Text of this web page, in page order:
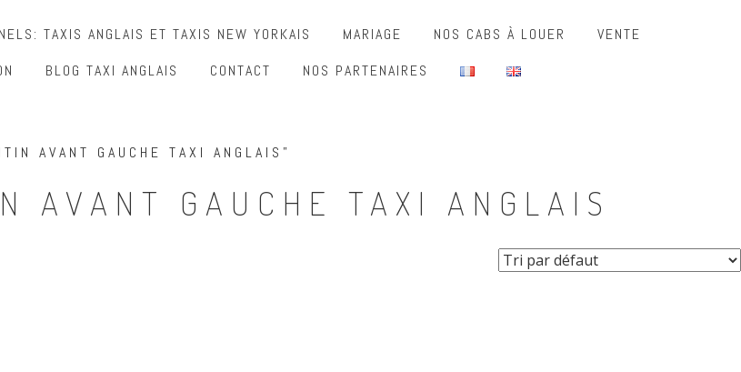
TAXIS ANGLAIS ET TAXIS NEW YORKAIS MARIAGE NOS CABS À LOUER
VENTE
BLOG TAXI ANGLAIS CONTACT NOS PARTENAIRES
AVANT GAUCHE TAXI ANGLAIS”
AVANT GAUCHE TAXI ANGLAIS